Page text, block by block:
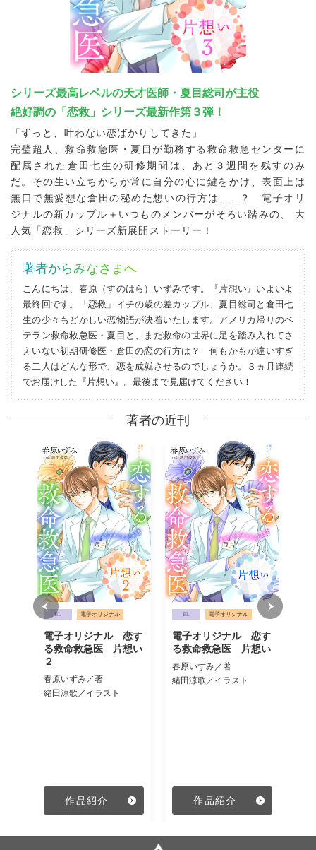
シリーズ最高レベルの天才医師・夏目総司が主役
絶好調の「恋救」シリーズ最新作第３弾！
「ずっと、叶わない恋ばかりしてきた」
完璧超人、救命救急医・夏目が勤務する救命救急センターに
配属された倉田七生の研修期間は、あと３週間を残すのみ
だ。その生い立ちからか常に自分の心に鍵をかけ、表面上は
無口で無愛想な倉田の秘めた想いの行方は ……？ 電子オリ
ジナルの新カップル＋いつものメンバーがそろい踏みの、 大
人気「恋救」シリーズ新展開ストーリー！
著者からみなさまへ
こんにちは、春原（すのはら）いずみです。『片想い』いよいよ
最終回です。「恋救」イチの歳の差カップル、夏目総司と倉田七
生の少々もどかしい恋物語が決着いたします。アメリカ帰りのベ
テラン救命救急医・夏目と、まだ救命の世界に足を踏み入れてさ
えいない初期研修医・倉田の恋の行方は？ 何もかもが違いすぎ
る二人はどんな形で、恋を成就させるのでしょうか。３ヵ月連続
でお届けした『片想い』。最後まで見届けてください！
著者の近刊
BL 電子オリジナル
電子オリジナル 恋す
る救命救急医 片想い
２
春原いずみ／著
緒田涼歌／イラスト
作品紹介
BL 電子オリジナル
電子オリジナル 恋す
る救命救急医 片想い
春原いずみ／著
緒田涼歌／イラスト
作品紹介